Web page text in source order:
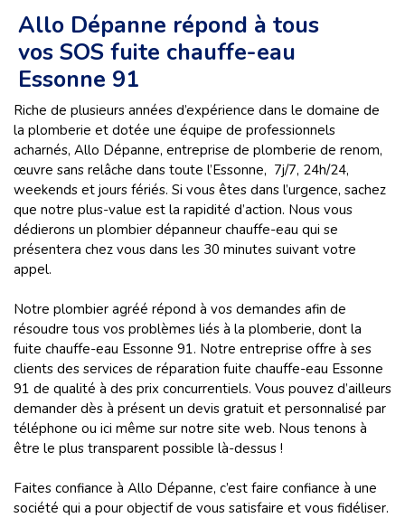
Allo Dépanne répond à tous
vos SOS fuite chauffe-eau
Essonne 91
Riche de plusieurs années d’expérience dans le domaine de
la plomberie et dotée une équipe de professionnels
acharnés, Allo Dépanne, entreprise de plomberie de renom,
œuvre sans relâche dans toute l’Essonne, 7j/7, 24h/24,
weekends et jours fériés. Si vous êtes dans l’urgence, sachez
que notre plus-value est la rapidité d’action. Nous vous
dédierons un plombier dépanneur chauffe-eau qui se
présentera chez vous dans les 30 minutes suivant votre
appel.
Notre plombier agréé répond à vos demandes afin de
résoudre tous vos problèmes liés à la plomberie, dont la
fuite chauffe-eau Essonne 91. Notre entreprise offre à ses
clients des services de réparation fuite chauffe-eau Essonne
91 de qualité à des prix concurrentiels. Vous pouvez d’ailleurs
demander dès à présent un devis gratuit et personnalisé par
téléphone ou ici même sur notre site web. Nous tenons à
être le plus transparent possible là-dessus !
Faites confiance à Allo Dépanne, c’est faire confiance à une
société qui a pour objectif de vous satisfaire et vous fidéliser.